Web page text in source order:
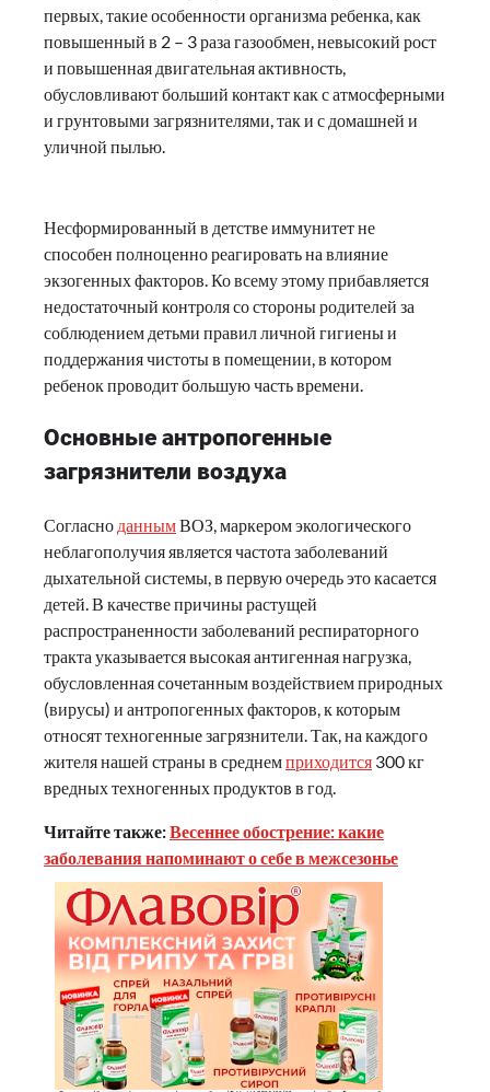
первых, такие особенности организма ребенка, как
повышенный в 2 – 3 раза газообмен, невысокий рост
и повышенная двигательная активность,
обусловливают больший контакт как с атмосферными
и грунтовыми загрязнителями, так и с домашней и
уличной пылью.
Несформированный в детстве иммунитет не
способен полноценно реагировать на влияние
экзогенных факторов. Ко всему этому прибавляется
недостаточный контроля со стороны родителей за
соблюдением детьми правил личной гигиены и
поддержания чистоты в помещении, в котором
ребенок проводит большую часть времени.
Основные антропогенные
загрязнители воздуха
Согласно даннымВОЗ, маркером экологического
неблагополучия является частота заболеваний
дыхательной системы, в первую очередь это касается
детей. В качестве причины растущей
распространенности заболеваний респираторного
тракта указывается высокая антигенная нагрузка,
обусловленная сочетанным воздействием природных
(вирусы) и антропогенных факторов, к которым
относят техногенные загрязнители. Так, на каждого
жителя нашей страны в среднемприходится 300 кг
вредных техногенных продуктов в год.
Читайте также:Весеннее обострение: какие
заболевания напоминают о себе в межсезонье